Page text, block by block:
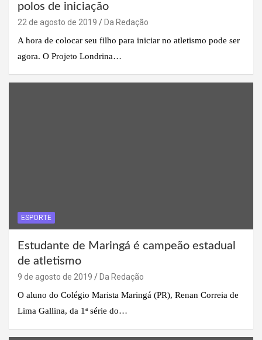
polos de iniciação
22 de agosto de 2019
Da Redação
A hora de colocar seu filho para iniciar no atletismo pode ser
agora. O Projeto Londrina…
ESPORTE
Estudante de Maringá é campeão estadual
de atletismo
9 de agosto de 2019
Da Redação
O aluno do Colégio Marista Maringá (PR), Renan Correia de
Lima Gallina, da 1ª série do…